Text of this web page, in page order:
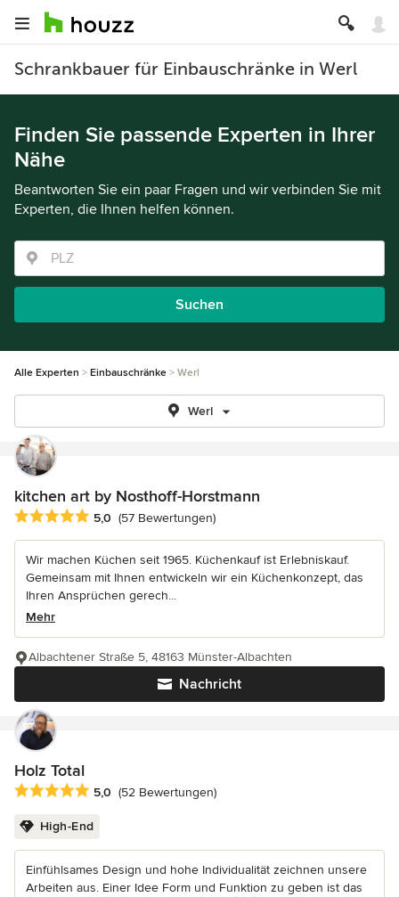
Schrankbauer für Einbauschränke in Werl
Finden Sie passende Experten in Ihrer
Nähe
Beantworten Sie ein paar Fragen und wir verbinden Sie mit
Experten, die Ihnen helfen können.
Suchen
Alle Experten Einbauschränke Werl
Werl
kitchen art by Nosthoff-Horstmann
Durchschnittliche Bewertung: 5 von 5 Sternen
5,0 (57 Bewertungen)
Wir machen Küchen seit 1965. Küchenkauf ist Erlebniskauf.
Gemeinsam mit Ihnen entwickeln wir ein Küchenkonzept, das
Ihren Ansprüchen gerech...
Mehr
Nachricht
Albachtener Straße 5, 48163 Münster-Albachten
Holz Total
Durchschnittliche Bewertung: 5 von 5 Sternen
5,0 (52 Bewertungen)
High-End
Einfühlsames Design und hohe Individualität zeichnen unsere
Arbeiten aus. Einer Idee Form und Funktion zu geben ist das